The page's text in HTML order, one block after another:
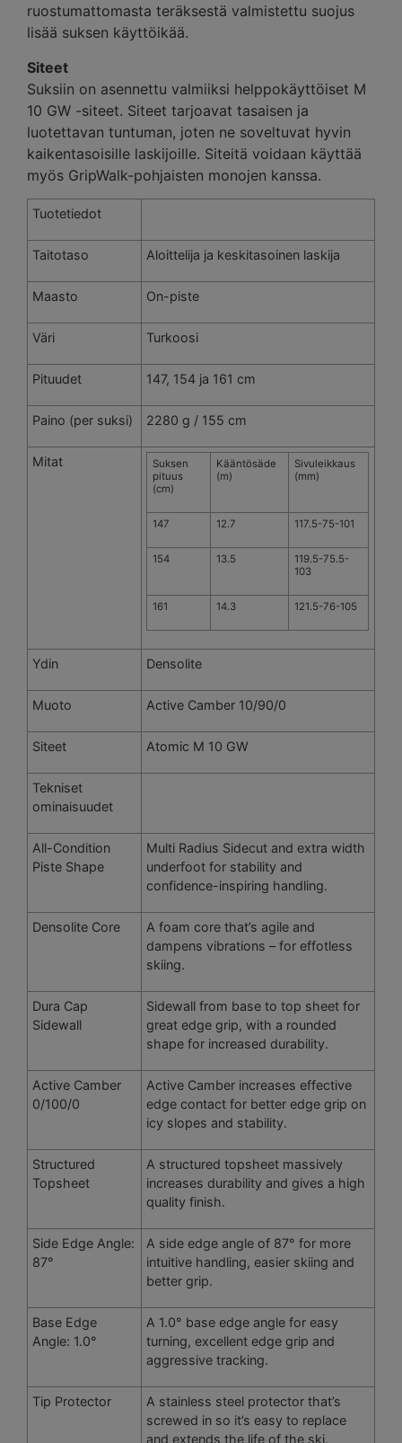
ruostumattomasta teräksestä valmistettu suojus
lisää suksen käyttöikää.
Siteet
Suksiin on asennettu valmiiksi helppokäyttöiset M
10 GW -siteet. Siteet tarjoavat tasaisen ja
luotettavan tuntuman, joten ne soveltuvat hyvin
kaikentasoisille laskijoille. Siteitä voidaan käyttää
myös GripWalk-pohjaisten monojen kanssa.
Tuotetiedot
Taitotaso Aloittelija ja keskitasoinen laskija
Maasto On-piste
Väri Turkoosi
Pituudet 147, 154 ja 161 cm
Paino (per suksi) 2280 g / 155 cm
Mitat
Suksen
pituus
(cm)
Kääntösäde
(m)
Sivuleikkaus
(mm)
147 12.7 117.5-75-101
154 13.5
119.5-75.5-
103
161 14.3 121.5-76-105
Ydin Densolite
Muoto Active Camber 10/90/0
Siteet Atomic M 10 GW
Tekniset
ominaisuudet
All-Condition
Piste Shape
Multi Radius Sidecut and extra width
underfoot for stability and
confidence-inspiring handling.
Densolite Core
A foam core that’s agile and
dampens vibrations – for effotless
skiing.
Dura Cap
Sidewall
Sidewall from base to top sheet for
great edge grip, with a rounded
shape for increased durability.
Active Camber
0/100/0
Active Camber increases effective
edge contact for better edge grip on
icy slopes and stability.
Structured
Topsheet
A structured topsheet massively
increases durability and gives a high
quality finish.
Side Edge Angle:
87°
A side edge angle of 87° for more
intuitive handling, easier skiing and
better grip.
Base Edge
Angle: 1.0°
A 1.0° base edge angle for easy
turning, excellent edge grip and
aggressive tracking.
Tip Protector
A stainless steel protector that’s
screwed in so it’s easy to replace
and extends the life of the ski.